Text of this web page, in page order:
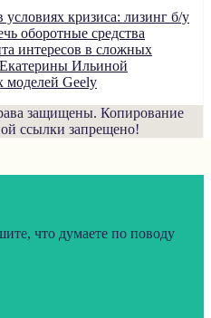
кризиса: лизинг б/у
оборотные средства
интересов в сложных
Ильиной
моделей Geely
защищены. Копирование
ссылки запрещено!
что думаете по поводу